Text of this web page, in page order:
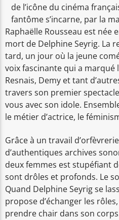
de l’icône du cinéma
fantôme s’incarne, par la
Raphaëlle Rousseau est née
mort de Delphine Seyrig. La
tard, un jour où la jeune
voix fascinante qui a marqué
Resnais, Demy et tant
travers son premier
vous avec son idole.
le métier d’actrice, le
Grâce à un travail
d’authentiques archives
deux femmes est stupéfiant
sont drôles et profonds. Le
Quand Delphine Seyrig se
propose d’échanger les
prendre chair dans son